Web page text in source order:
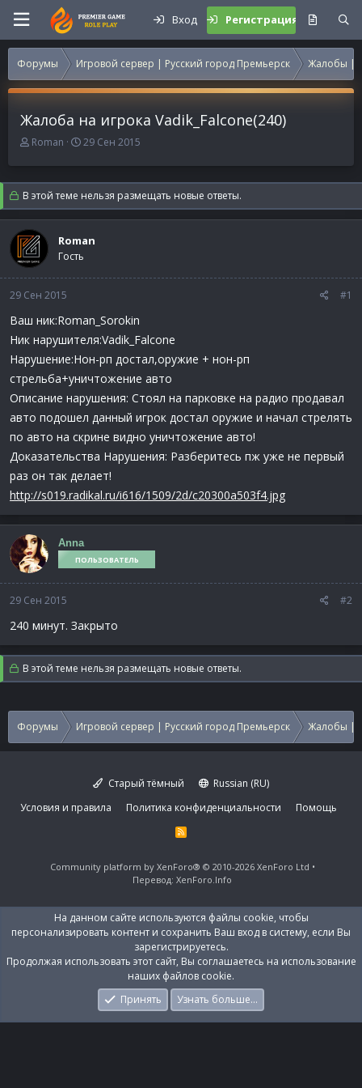
Вход Регистрация
Форумы Игровой сервер | Русский город Премьерск Жалобы |
Жалоба на игрока Vadik_Falcone(240)
А
т
о
р
т
е
м
ы
Roman
Д
т
а
н
а
а
л
29 Сен 2015
В этой теме нельзя размещать новые ответы.
Roman
Гость
29 Сен 2015 #1
Ваш ник:Roman_Sorokin
Ник нарушителя:Vadik_Falcone
Нарушение:Нон-рп достал,оружие + нон-рп
стрельба+уничтожение авто
Описание нарушения: Стоял на парковке на радио продавал
авто подошел данный игрок достал оружие и начал стрелять
по авто на скрине видно уничтожение авто!
Доказательства Нарушения: Разберитесь пж уже не первый
раз он так делает!
http://s019.radikal.ru/i616/1509/2d/c20300a503f4.jpg
Anna
ПОЛЬЗОВАТЕЛЬ
29 Сен 2015 #2
240 минут. Закрыто
В этой теме нельзя размещать новые ответы.
Форумы Игровой сервер | Русский город Премьерск Жалобы |
Старый тёмный
Russian (RU)
Условия и правила
Политика конфиденциальности Помощь
R
S
Community platform by XenForo® © 2010-2026 XenForo Ltd
Перевод: XenForo.Info
На данном сайте используются файлы cookie, чтобы
персонализировать контент и сохранить Ваш вход в систему, если Вы
зарегистрируетесь.
Продолжая использовать этот сайт, Вы соглашаетесь на использование
наших файлов cookie.
Принять
Узнать больше…